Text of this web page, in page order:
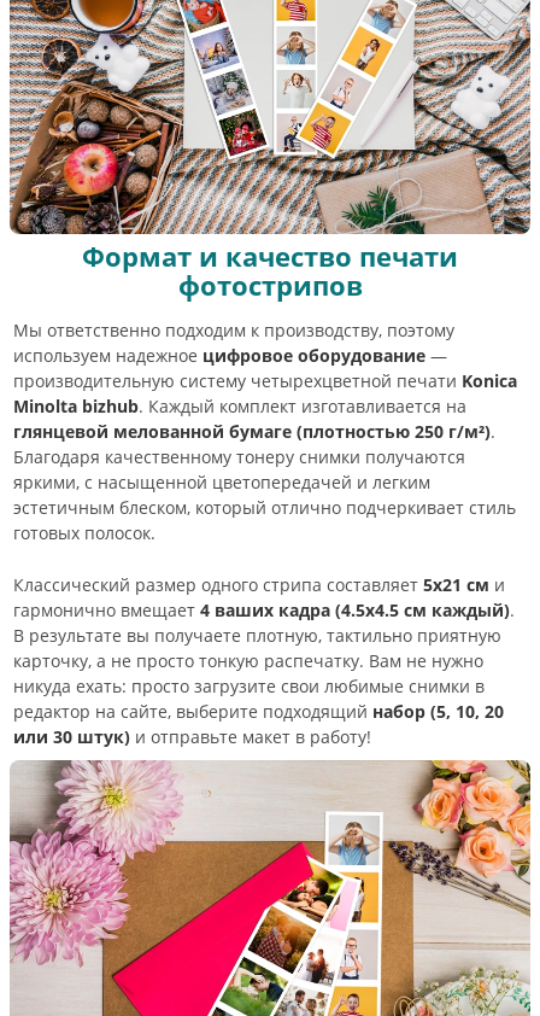
Формат и качество печати
фотострипов
Мы ответственно подходим к производству, поэтому
используем надежное цифровое оборудование —
производительную систему четырехцветной печати Konica
Minolta bizhub. Каждый комплект изготавливается на
глянцевой мелованной бумаге (плотностью 250 г/м²).
Благодаря качественному тонеру снимки получаются
яркими, с насыщенной цветопередачей и легким
эстетичным блеском, который отлично подчеркивает стиль
готовых полосок.
Классический размер одного стрипа составляет 5х21 см и
гармонично вмещает 4 ваших кадра (4.5х4.5 см каждый).
В результате вы получаете плотную, тактильно приятную
карточку, а не просто тонкую распечатку. Вам не нужно
никуда ехать: просто загрузите свои любимые снимки в
редактор на сайте, выберите подходящий набор (5, 10, 20
или 30 штук) и отправьте макет в работу!